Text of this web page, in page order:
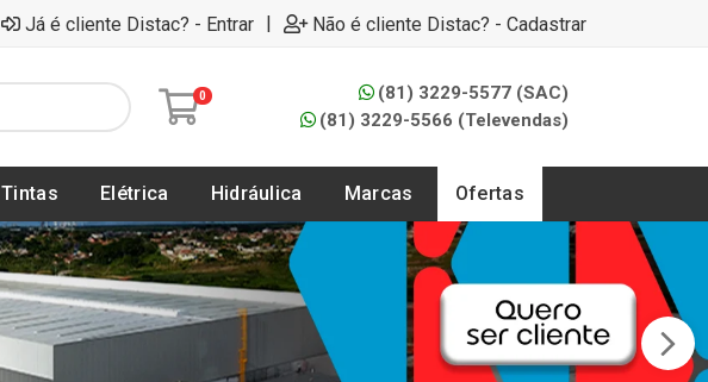
Já é cliente Distac? - Entrar | Não é cliente Distac? - Cadastrar
0
(81) 3229-5577 (SAC)
(81) 3229-5566 (Televendas)
Tintas Elétrica Hidráulica Marcas Ofertas